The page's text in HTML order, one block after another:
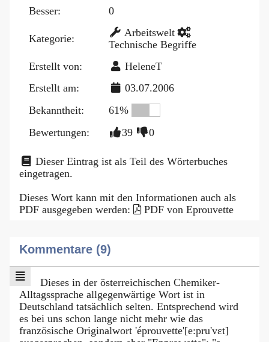
Besser:
0
Kategorie:
Arbeitswelt
Technische Begriffe
Erstellt von:
HeleneT
Erstellt am:
03.07.2006
Bekanntheit:
61%
Bewertungen:
39 0
Dieser Eintrag ist als Teil des Wörterbuches
eingetragen.
Dieses Wort kann mit den Informationen auch als
PDF ausgegeben werden:
PDF von Eprouvette
Kommentare (9)
Dieses in der österreichischen Chemiker-
Alltagssprache allgegenwärtige Wort ist in
Deutschland tatsächlich selten. Entsprechend wird
es bei uns schon lange nicht mehr wie das
französische Originalwort 'éprouvette'[e:pru'vεt]